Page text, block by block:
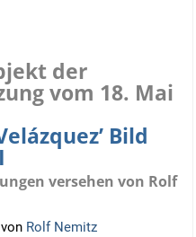
der
vom 18. Mai
Bild
versehen von Rolf
von Rolf Nemitz